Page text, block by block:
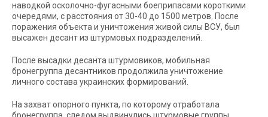
наводкой осколочно-фугасными боеприпасами короткими
очередями, с расстояния от 30-40 до 1500 метров. После
поражения объекта и уничтожения живой силы ВСУ, был
высажен десант из штурмовых подразделений.
После высадки десанта штурмовиков, мобильная
бронегруппа десантников продолжила уничтожение
личного состава украинских формирований.
На захват опорного пункта, по которому отработала